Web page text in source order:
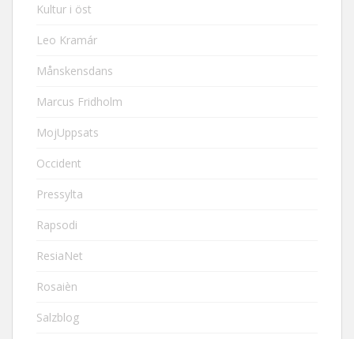
Kultur i öst
Leo Kramár
Månskensdans
Marcus Fridholm
MojUppsats
Occident
Pressylta
Rapsodi
ResiaNet
Rosaièn
Salzblog